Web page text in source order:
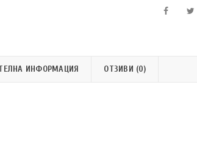
ИНФОРМАЦИЯ ОТЗИВИ (0)